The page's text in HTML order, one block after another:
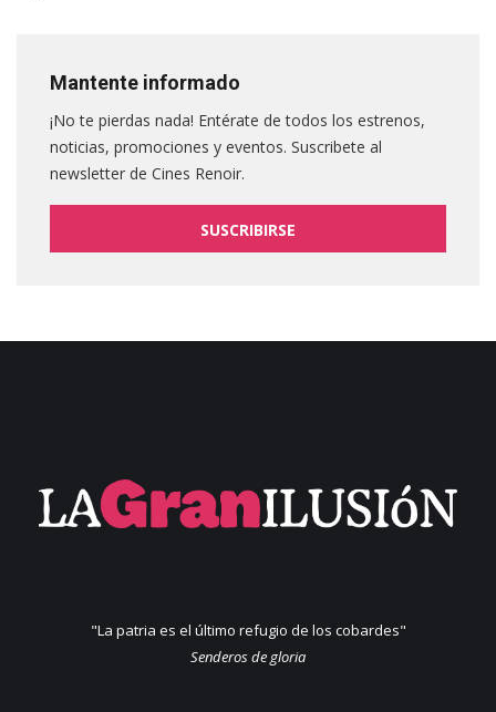
Mantente informado
¡No te pierdas nada! Entérate de todos los estrenos,
noticias, promociones y eventos. Suscribete al
newsletter de Cines Renoir.
SUSCRIBIRSE
"La patria es el último refugio de los cobardes"
Senderos de gloria